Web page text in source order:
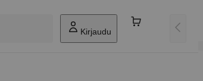
Kirjaudu